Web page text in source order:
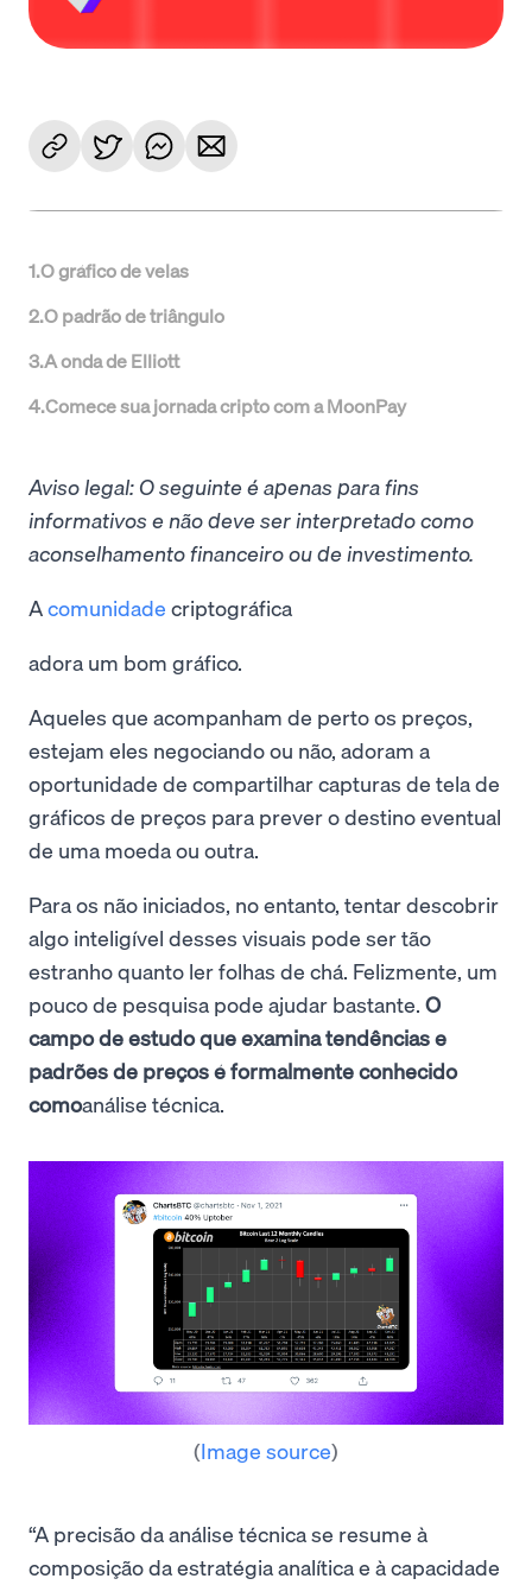
1.O gráfico de velas
2.O padrão de triângulo
3.A onda de Elliott
4.Comece sua jornada cripto com a MoonPay
Aviso legal: O seguinte é apenas para fins
informativos e não deve ser interpretado como
aconselhamento financeiro ou de investimento.
Acomunidade criptográfica
adora um bom gráfico.
Aqueles que acompanham de perto os preços,
estejam eles negociando ou não, adoram a
oportunidade de compartilhar capturas de tela de
gráficos de preços para prever o destino eventual
de uma moeda ou outra.
Para os não iniciados, no entanto, tentar descobrir
algo inteligível desses visuais pode ser tão
estranho quanto ler folhas de chá. Felizmente, um
pouco de pesquisa pode ajudar bastante. O
campo de estudo que examina tendências e
padrões de preços é formalmente conhecido
comoanálise técnica.
(Image source)
“A precisão da análise técnica se resume à
composição da estratégia analítica e à capacidade